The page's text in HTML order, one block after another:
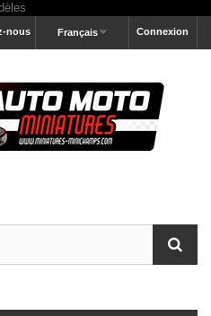
Connexion
Français
nous